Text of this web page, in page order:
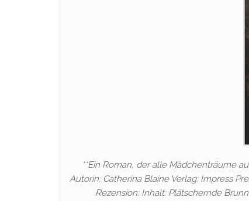
**Ein Roman, der alle Mädchenträume
Autorin: Catherina Blaine Verlag: Impress
Rezension: Inhalt: Plätschernde